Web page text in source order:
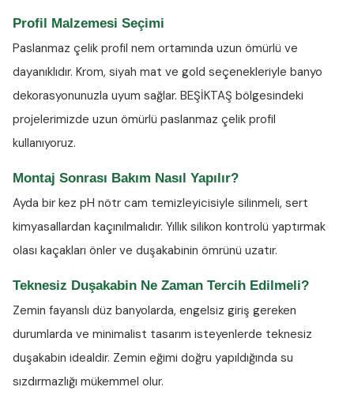
Profil Malzemesi Seçimi
Paslanmaz çelik profil nem ortamında uzun ömürlü ve
dayanıklıdır. Krom, siyah mat ve gold seçenekleriyle banyo
dekorasyonunuzla uyum sağlar. BEŞİKTAŞ bölgesindeki
projelerimizde uzun ömürlü paslanmaz çelik profil
kullanıyoruz.
Montaj Sonrası Bakım Nasıl Yapılır?
Ayda bir kez pH nötr cam temizleyicisiyle silinmeli, sert
kimyasallardan kaçınılmalıdır. Yıllık silikon kontrolü yaptırmak
olası kaçakları önler ve duşakabinin ömrünü uzatır.
Teknesiz Duşakabin Ne Zaman Tercih Edilmeli?
Zemin fayanslı düz banyolarda, engelsiz giriş gereken
durumlarda ve minimalist tasarım isteyenlerde teknesiz
duşakabin idealdir. Zemin eğimi doğru yapıldığında su
sızdırmazlığı mükemmel olur.